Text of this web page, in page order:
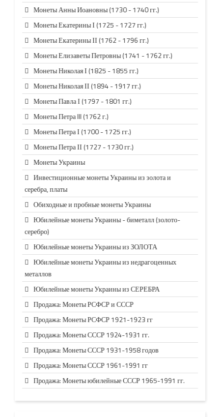
Монеты Анны Иоановны (1730 - 1740 гг.)
Монеты Екатерины І (1725 - 1727 гг.)
Монеты Екатерины ІІ (1762 - 1796 гг.)
Монеты Елизаветы Петровны (1741 - 1762 гг.)
Монеты Николая І (1825 - 1855 гг.)
Монеты Николая ІІ (1894 - 1917 гг.)
Монеты Павла І (1797 - 1801 гг.)
Монеты Петра III (1762 г.)
Монеты Петра І (1700 - 1725 гг.)
Монеты Петра ІІ (1727 - 1730 гг.)
Монеты Украины
Инвестиционные монеты Украины из золота и
серебра, платы
Обиходные и пробные монеты Украины
Юбилейные монеты Украины - биметалл (золото-
серебро)
Юбилейные монеты Украины из ЗОЛОТА
Юбилейные монеты Украины из недрагоценных
металлов
Юбилейные монеты Украины из СЕРЕБРА
Продажа: Монеты РСФСР и СССР
Продажа: Монеты РСФСР 1921-1923 гг
Продажа: Монеты СССР 1924-1931 гг.
Продажа: Монеты СССР 1931-1958 годов
Продажа: Монеты СССР 1961-1991 гг
Продажа: Монеты юбилейные СССР 1965-1991 гг.